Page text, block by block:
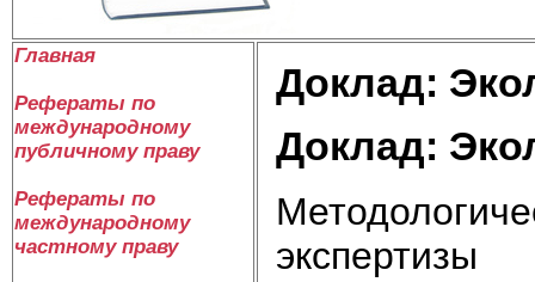
Главная
Рефераты по
международному
публичному праву
Рефераты по
международному
частному праву
Доклад:
Доклад:
экспертизы